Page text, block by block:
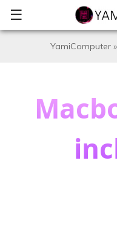
☰
YamiComputer »